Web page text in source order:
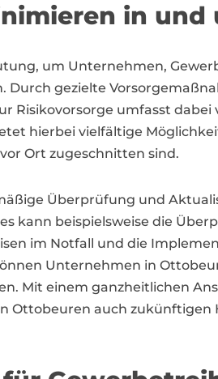
in
um Unternehmen,
gezielte
Risikovorsorge umfasst dabei
hierbei vielfältige
Ort zugeschnitten sind.
Überprüfung und
kann beispielsweise die
im Notfall und die
Unternehmen in
Mit einem ganzheitlichen
Ottobeuren auch zukünftigen